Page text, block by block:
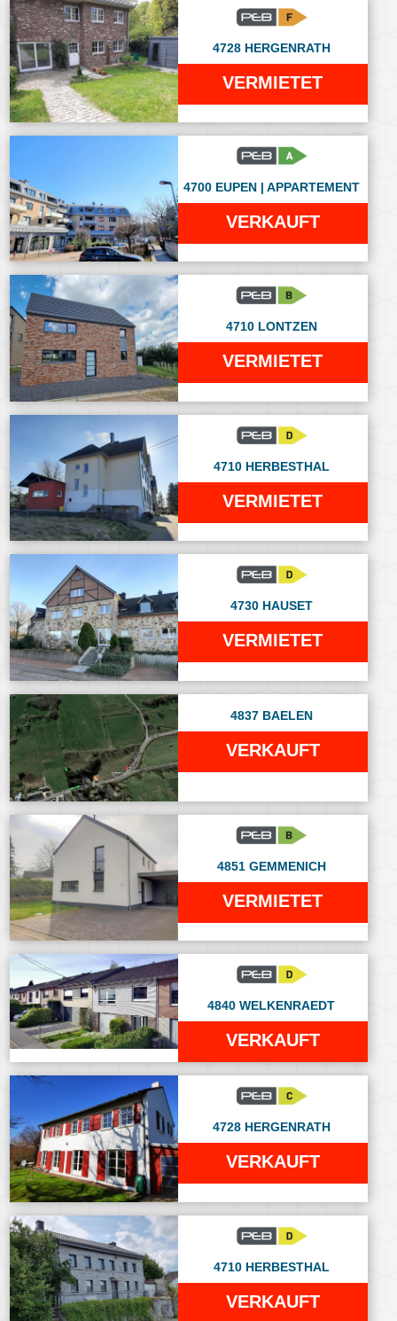
4728 HERGENRATH
VERMIETET
4700 EUPEN | APPARTEMENT
VERKAUFT
4710 LONTZEN
VERMIETET
4710 HERBESTHAL
VERMIETET
4730 HAUSET
VERMIETET
4837 BAELEN
VERKAUFT
4851 GEMMENICH
VERMIETET
4840 WELKENRAEDT
VERKAUFT
4728 HERGENRATH
VERKAUFT
4710 HERBESTHAL
VERKAUFT